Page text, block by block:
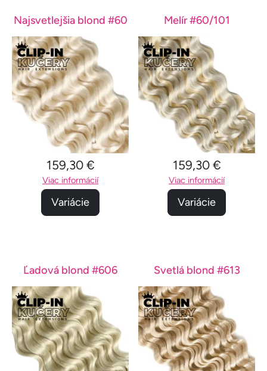
Najsvetlejšia blond #60
159,30 €
Viac informácií
Variácie
Melír #60/101
159,30 €
Viac informácií
Variácie
Ľadová blond #606 Svetlá blond #613